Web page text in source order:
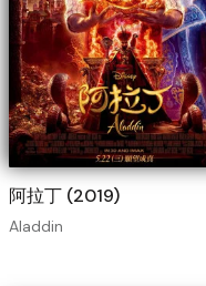
阿拉丁 (2019)
Aladdin